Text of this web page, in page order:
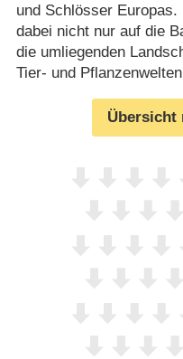
und Schlösser
dabei nicht nur auf die
die umliegenden
Tier- und
Übersicht